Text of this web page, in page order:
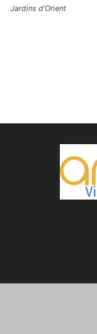
Jardins d’Orient